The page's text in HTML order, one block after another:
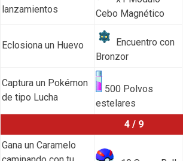
lanzamientos
Cebo Magnético
Eclosiona un Huevo
Encuentro con
Bronzor
Captura un Pokémon
de tipo Lucha
500 Polvos
estelares
4 / 9
Gana un Caramelo